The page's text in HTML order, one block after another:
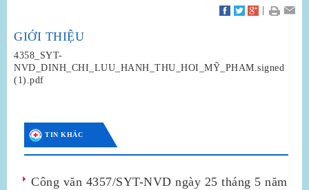
GIỚI THIỆU
4358_SYT-
NVD_DINH_CHI_LUU_HANH_THU_HOI_MỸ_PHAM.signed
(1).pdf
TIN KHÁC
Công văn 4357/SYT-NVD ngày 25 tháng 5 năm